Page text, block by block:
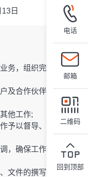
日
务，组织完成公
合作伙伴关系
他工作;
以督导、协
确保工作计划
件的撰写工
电话
邮箱
二维码
回到顶部